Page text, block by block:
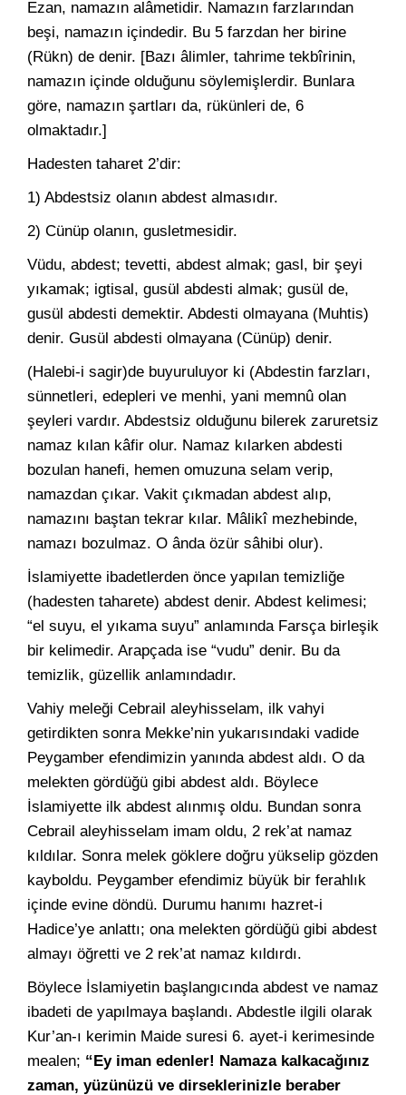
Ezan, namazın alâmetidir. Namazın farzlarından
beşi, namazın içindedir. Bu 5 farzdan her birine
(Rükn) de denir. [Bazı âlimler, tahrime tekbîrinin,
namazın içinde olduğunu söylemişlerdir. Bunlara
göre, namazın şartları da, rükünleri de, 6
olmaktadır.]
Hadesten taharet 2’dir:
1) Abdestsiz olanın abdest almasıdır.
2) Cünüp olanın, gusletmesidir.
Vüdu, abdest; tevetti, abdest almak; gasl, bir şeyi
yıkamak; igtisal, gusül abdesti almak; gusül de,
gusül abdesti demektir. Abdesti olmayana (Muhtis)
denir. Gusül abdesti olmayana (Cünüp) denir.
(Halebi-i sagir)de buyuruluyor ki (Abdestin farzları,
sünnetleri, edepleri ve menhi, yani memnû olan
şeyleri vardır. Abdestsiz olduğunu bilerek zaruretsiz
namaz kılan kâfir olur. Namaz kılarken abdesti
bozulan hanefi, hemen omuzuna selam verip,
namazdan çıkar. Vakit çıkmadan abdest alıp,
namazını baştan tekrar kılar. Mâlikî mezhebinde,
namazı bozulmaz. O ânda özür sâhibi olur).
İslamiyette ibadetlerden önce yapılan temizliğe
(hadesten taharete) abdest denir. Abdest kelimesi;
“el suyu, el yıkama suyu” anlamında Farsça birleşik
bir kelimedir. Arapçada ise “vudu” denir. Bu da
temizlik, güzellik anlamındadır.
Vahiy meleği Cebrail aleyhisselam, ilk vahyi
getirdikten sonra Mekke’nin yukarısındaki vadide
Peygamber efendimizin yanında abdest aldı. O da
melekten gördüğü gibi abdest aldı. Böylece
İslamiyette ilk abdest alınmış oldu. Bundan sonra
Cebrail aleyhisselam imam oldu, 2 rek’at namaz
kıldılar. Sonra melek göklere doğru yükselip gözden
kayboldu. Peygamber efendimiz büyük bir ferahlık
içinde evine döndü. Durumu hanımı hazret-i
Hadice’ye anlattı; ona melekten gördüğü gibi abdest
almayı öğretti ve 2 rek’at namaz kıldırdı.
Böylece İslamiyetin başlangıcında abdest ve namaz
ibadeti de yapılmaya başlandı. Abdestle ilgili olarak
Kur’an-ı kerimin Maide suresi 6. ayet-i kerimesinde
mealen; “Ey iman edenler! Namaza kalkacağınız
zaman, yüzünüzü ve dirseklerinizle beraber